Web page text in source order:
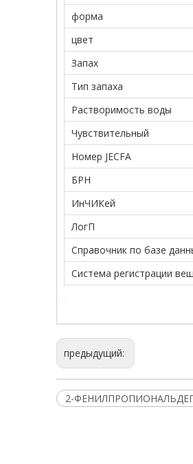
форма
цвет
Запах
Тип запаха
Растворимость воды
Чувствительный
Номер JECFA
БРН
ИнЧИКей
ЛогП
Справочник по базе
Система регистрации
предыдущий:
2-